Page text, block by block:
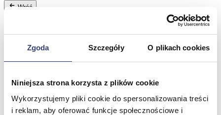
Zgoda Szczegóły O plikach cookies
Niniejsza strona korzysta z plików cookie
Wykorzystujemy pliki cookie do spersonalizowania treści
i reklam, aby oferować funkcje społecznościowe i
Wróć
Taborety i krzesła
Spa & Wellness